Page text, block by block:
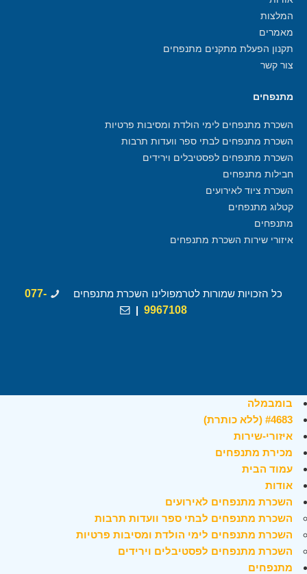
המלצות
מאמרים
תקנון הפעלת מתקנים מתנפחים
צור קשר
מתנפחים
השכרת מתנפחים לימי הולדת ומסיבות פרטיות
השכרת מתנפחים לבתי ספר וועדות תרבות
השכרת מתנפחים לפסטיבלים וירידים
חבילות מתנפחים
השכרת ציוד לאירועים
קטלוג מתנפחים
מתנפחים
איזורי שירות השכרת מתנפחים
כל הזכויות שמורות לטרמפולינו השכרת מתנפחים
077-
9967108
|
בומבמלה
#4683 (ללא כותרת)
איזורי-שירות
מכירת מתנפחים
עמוד הבית
אודות
השכרת מתנפחים לאירועים
השכרת מתנפחים לבתי ספר וועדות תרבות
השכרת מתנפחים לימי הולדת ומסיבות פרטיות
השכרת מתנפחים לפסטיבלים וירידים
מתנפחים